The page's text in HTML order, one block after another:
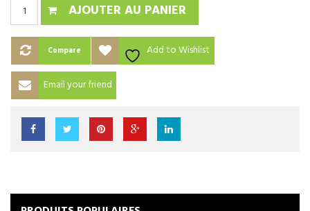
AJOUTER AU PANIER
Compare Add to Wishlist
Email your friend